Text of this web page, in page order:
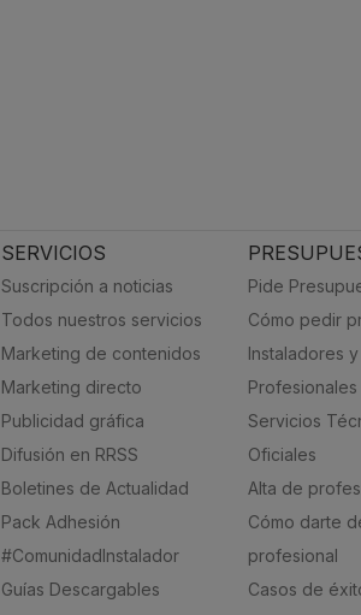
SERVICIOS
Suscripción a noticias
Todos nuestros servicios
Marketing de contenidos
Marketing directo
Publicidad gráfica
Difusión en RRSS
Boletines de Actualidad
Pack Adhesión
#ComunidadInstalador
Guías Descargables
Pide
Cómo pedir
Instaladores y
Profesionales
Servicios
Oficiales
Alta de
Cómo darte
profesional
Casos de